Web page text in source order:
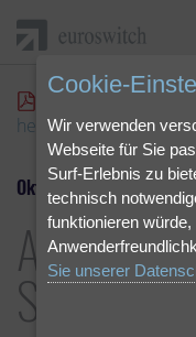
"Asset Manager in
herunterladen.
Oktober 2022 | Fonds-
Asset
Cookie-
Wir verwenden
Webseite für Sie
Surf-Erlebnis zu
technisch
funktionieren
Sie unserer